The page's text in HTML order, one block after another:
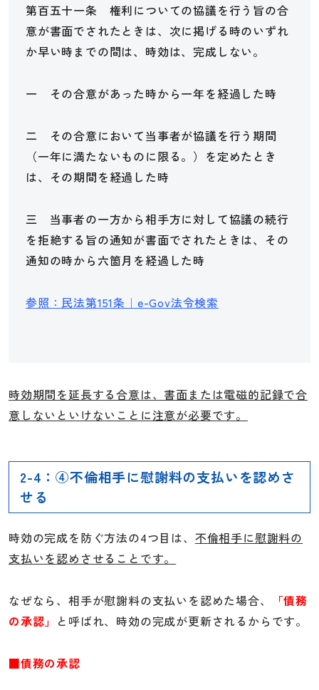
第百五十一条 権利についての協議を行う旨の合
意が書面でされたときは、次に掲げる時のいずれ
か早い時までの間は、時効は、完成しない。
一 その合意があった時から一年を経過した時
二 その合意において当事者が協議を行う期間
（一年に満たないものに限る。）を定めたとき
は、その期間を経過した時
三 当事者の一方から相手方に対して協議の続行
を拒絶する旨の通知が書面でされたときは、その
通知の時から六箇月を経過した時
参照：民法第151条｜e-Gov法令検索
時効期間を延長する合意は、書面または電磁的記録で合
意しないといけないことに注意が必要です。
2-4：④不倫相手に慰謝料の支払いを認めさ
せる
時効の完成を防ぐ方法の4つ目は、 不倫相手に慰謝料の
支払いを認めさせることです。
なぜなら、相手が慰謝料の支払いを認めた場合、
「債務
の承認」 と呼ばれ、時効の完成が更新されるからです。
■債務の承認